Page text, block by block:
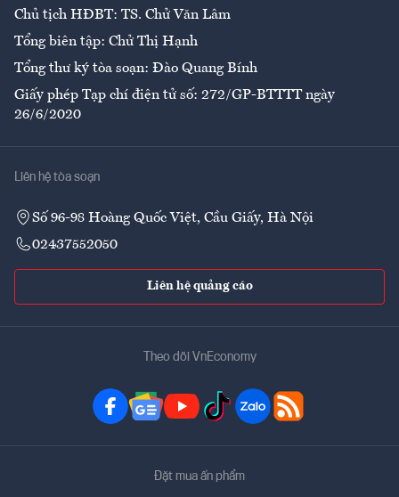
Chủ tịch HĐBT: TS. Chử Văn Lâm
Tổng biên tập: Chử Thị Hạnh
Tổng thư ký tòa soạn: Đào Quang Bính
Giấy phép Tạp chí điện tử số: 272/GP-BTTTT ngày
26/6/2020
Liên hệ tòa soạn
Số 96-98 Hoàng Quốc Việt, Cầu Giấy, Hà Nội
02437552050
Liên hệ quảng cáo
Theo dõi VnEconomy
Đặt mua ấn phẩm